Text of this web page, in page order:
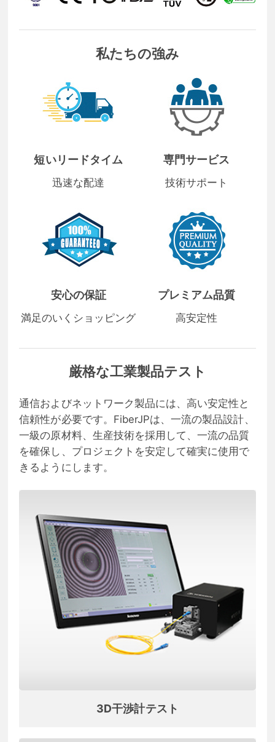
私たちの強み
短いリードタイム
迅速な配達
専門サービス
技術サポート
安心の保証
満足のいくショッピング
プレミアム品質
高安定性
厳格な工業製品テスト
通信およびネットワーク製品には、高い安定性と
信頼性が必要です。FiberJPは、一流の製品設計、
一級の原材料、生産技術を採用して、一流の品質
を確保し、プロジェクトを安定して確実に使用で
きるようにします。
3D干渉計テスト